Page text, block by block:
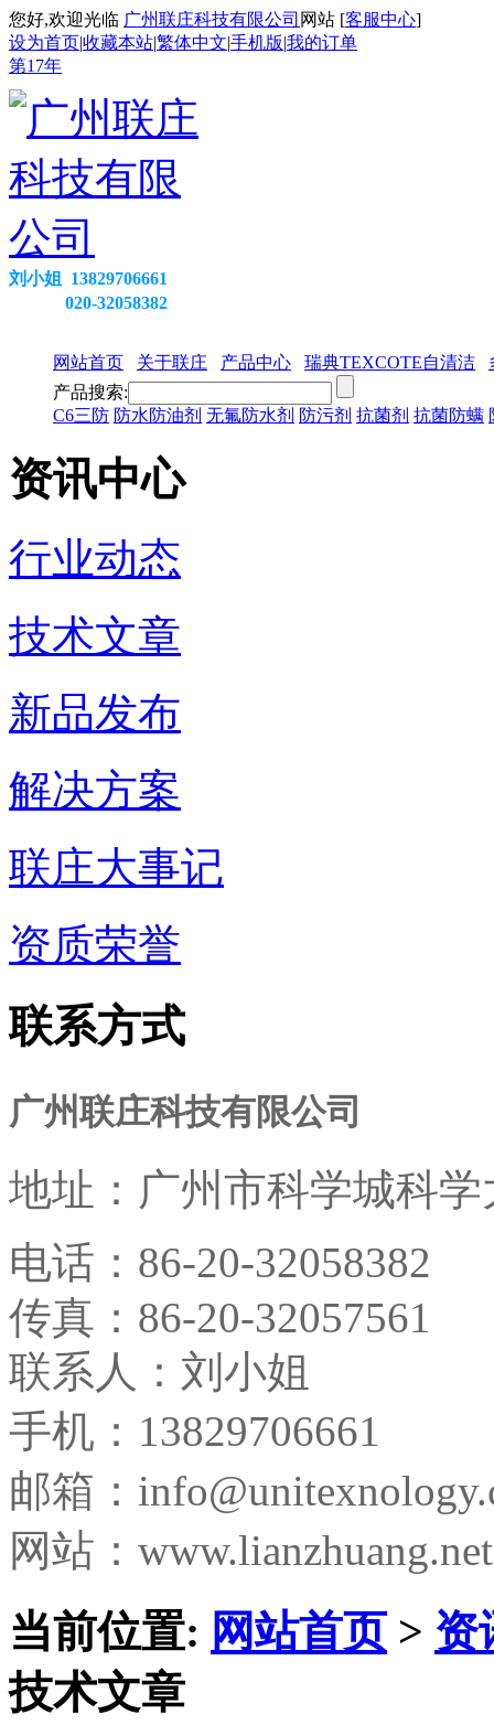
您好,欢迎光临 广州联庄科技有限公司 网站 [客服中心]
设为首页|收藏本站|繁体中文|手机版|我的订单
第17年
刘小姐 13829706661
020-32058382
网站首页 关于联庄 产品中心 瑞典TEXCOTE自清洁
产品搜索:
C6三防 防水防油剂 无氟防水剂 防污剂 抗菌剂 抗菌防螨
资讯中心
行业动态
技术文章
新品发布
解决方案
联庄大事记
资质荣誉
联系方式
广州联庄科技有限公司
地址： 广州市科学城科
电话： 86-20-32058382
传真： 86-20-32057561
联系人：刘小姐
手机：13829706661
邮箱：
网站：www.lianzhuang.net
当前位置: 网站首页> 资
技术文章